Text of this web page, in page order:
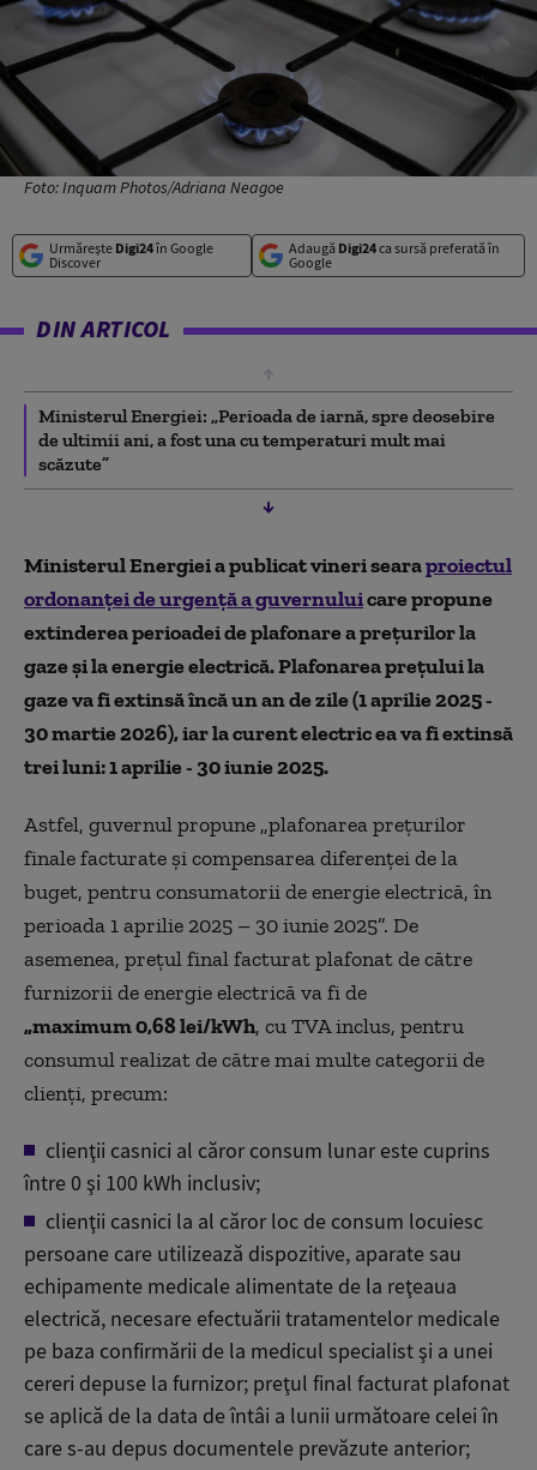
Foto: Inquam Photos/Adriana Neagoe
Urmărește Digi24în Google
Discover
Adaugă Digi24ca sursă preferată în
Google
DIN ARTICOL
Ministerul Energiei: „Perioada de iarnă, spre deosebire
de ultimii ani, a fost una cu temperaturi mult mai
scăzute”
Ministerul Energiei a publicat vineri searaproiectul
ordonanței de urgență a guvernuluicare propune
extinderea perioadei de plafonare a prețurilor la
gaze și la energie electrică. Plafonarea prețului la
gaze va fi extinsă încă un an de zile (1 aprilie 2025 -
30 martie 2026), iar la curent electric ea va fi extinsă
trei luni: 1 aprilie - 30 iunie 2025.
Astfel, guvernul propune „plafonarea prețurilor
finale facturate și compensarea diferenței de la
buget, pentru consumatorii de energie electrică, în
perioada 1 aprilie 2025 – 30 iunie 2025”. De
asemenea, prețul final facturat plafonat de către
furnizorii de energie electrică va fi de
„maximum 0,68 lei/kWh, cu TVA inclus, pentru
consumul realizat de către mai multe categorii de
clienţi, precum:
clienţii casnici al căror consum lunar este cuprins
între 0 şi 100 kWh inclusiv;
clienţii casnici la al căror loc de consum locuiesc
persoane care utilizează dispozitive, aparate sau
echipamente medicale alimentate de la reţeaua
electrică, necesare efectuării tratamentelor medicale
pe baza confirmării de la medicul specialist şi a unei
cereri depuse la furnizor; preţul final facturat plafonat
se aplică de la data de întâi a lunii următoare celei în
care s-au depus documentele prevăzute anterior;